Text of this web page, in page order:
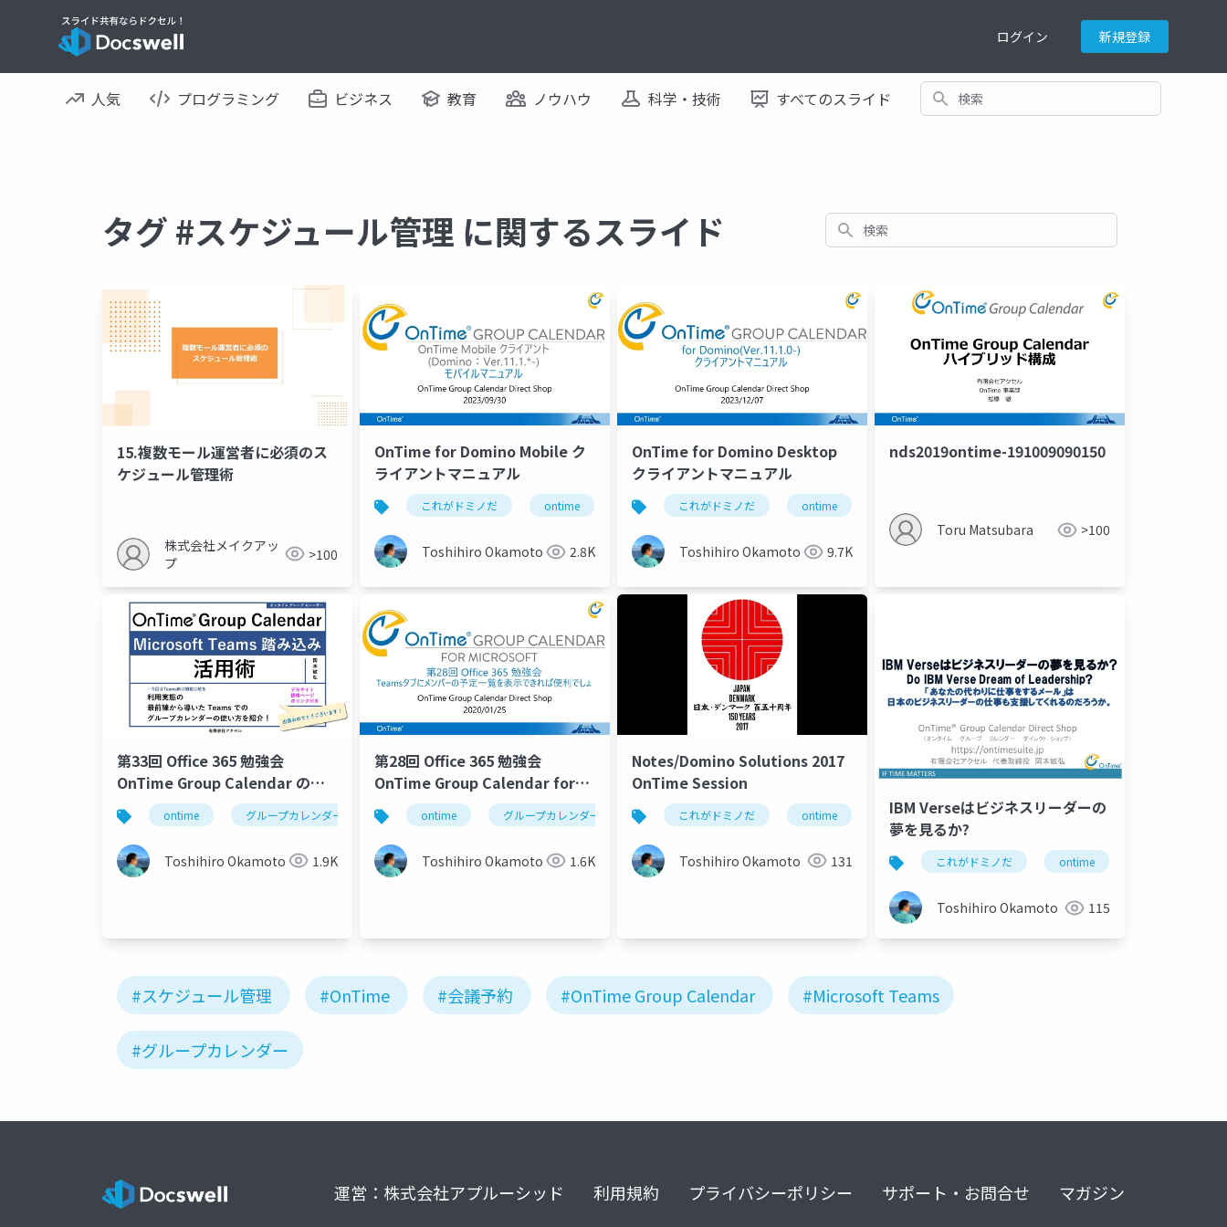
ログイン 新規登録
人気 プログラミング ビジネス 教育 ノウハウ 科学・技術 すべてのスライド 検索
タグ #スケジュール管理 に関するスライド 検索
15.複数モール運営者に必須のス
ケジュール管理術
株式会社メイクアッ
プ
>100
OnTime for Domino Mobile ク
ライアントマニュアル
これがドミノだ ontime hcl domino グループカレンダー
Toshihiro Okamoto 2.8K
OnTime for Domino Desktop
クライアントマニュアル
これがドミノだ ontime
Toshihiro Okamoto 9.7K
nds2019ontime-191009090150
Toru Matsubara >100
第33回 Office 365 勉強会
OnTime Group Calendar の
Teams 踏み込み活用術
ontime グループカレンダー グループスケジュール 組織カレンダー 組織スケジュール teams microsoft365 office365 outlook
Toshihiro Okamoto 1.9K
第28回 Office 365 勉強会
OnTime Group Calendar for
Microsoft Teams
ontime グループカレンダー グループスケジュール 組織カレンダー 組織スケジュール teams
Toshihiro Okamoto 1.6K
Notes/Domino Solutions 2017
OnTime Session
これがドミノだ ontime hcl domino グループカレンダー
Toshihiro Okamoto 131
IBM Verseはビジネスリーダーの
夢を見るか?
これがドミノだ ontime
Toshihiro Okamoto 115
#スケジュール管理 #OnTime #会議予約 #OnTime Group Calendar #Microsoft Teams
#グループカレンダー
運営：株式会社アプルーシッド 利用規約 プライバシーポリシー サポート・お問合せ マガジン